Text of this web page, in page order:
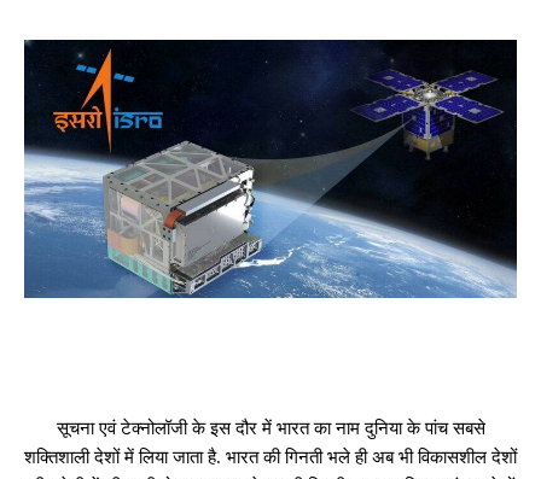
सूचना एवं टेक्नोलॉजी के इस दौर में भारत का नाम दुनिया के पांच सबसे
शक्तिशाली देशों में लिया जाता है. भारत की गिनती भले ही अब भी विकासशील देशों